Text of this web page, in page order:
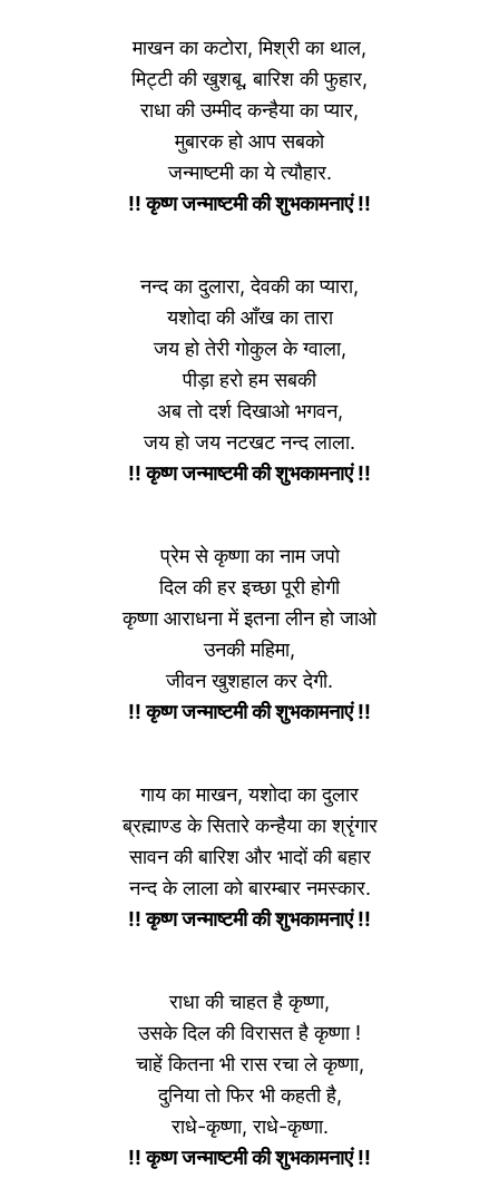
माखन का कटोरा, मिश्री का थाल,
मिट्टी की खुशबू, बारिश की फुहार,
राधा की उम्मीद कन्हैया का प्यार,
मुबारक हो आप सबको
जन्माष्टमी का ये त्यौहार.
!! कृष्ण जन्माष्टमी की शुभकामनाएं !!
नन्द का दुलारा, देवकी का प्यारा,
यशोदा की आँख का तारा
जय हो तेरी गोकुल के ग्वाला,
पीड़ा हरो हम सबकी
अब तो दर्श दिखाओ भगवन,
जय हो जय नटखट नन्द लाला.
!! कृष्ण जन्माष्टमी की शुभकामनाएं !!
प्रेम से कृष्णा का नाम जपो
दिल की हर इच्छा पूरी होगी
कृष्णा आराधना में इतना लीन हो जाओ
उनकी महिमा,
जीवन खुशहाल कर देगी.
!! कृष्ण जन्माष्टमी की शुभकामनाएं !!
गाय का माखन, यशोदा का दुलार
ब्रह्माण्ड के सितारे कन्हैया का श्रृंगार
सावन की बारिश और भादों की बहार
नन्द के लाला को बारम्बार नमस्कार.
!! कृष्ण जन्माष्टमी की शुभकामनाएं !!
राधा की चाहत है कृष्णा,
उसके दिल की विरासत है कृष्णा !
चाहें कितना भी रास रचा ले कृष्णा,
दुनिया तो फिर भी कहती है,
राधे-कृष्णा, राधे-कृष्णा.
!! कृष्ण जन्माष्टमी की शुभकामनाएं !!